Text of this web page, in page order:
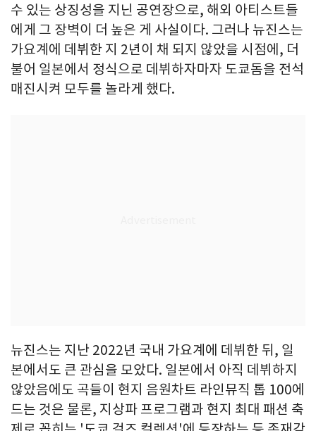
수 있는 상징성을 지닌 공연장으로, 해외 아티스트들
에게 그 장벽이 더 높은 게 사실이다. 그러나 뉴진스는
가요계에 데뷔한 지 2년이 채 되지 않았을 시점에, 더
불어 일본에서 정식으로 데뷔하자마자 도쿄돔을 전석
매진시켜 모두를 놀라게 했다.
뉴진스는 지난 2022년 국내 가요계에 데뷔한 뒤, 일
본에서도 큰 관심을 모았다. 일본에서 아직 데뷔하지
않았음에도 곡들이 현지 음원차트 라인뮤직 톱 100에
드는 것은 물론, 지상파 프로그램과 현지 최대 패션 축